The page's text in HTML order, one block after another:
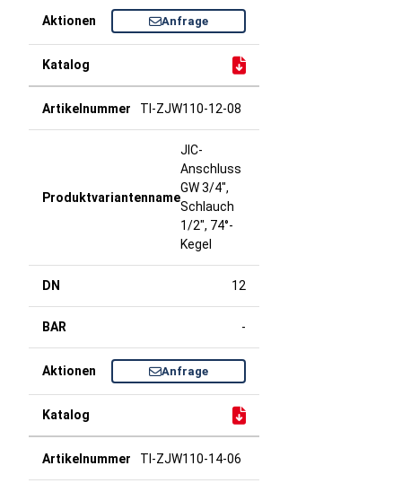
Anfrage
TI-ZJW110-12-08
JIC-
Anschluss
GW 3/4",
Schlauch
1/2", 74°-
Kegel
12
-
Anfrage
TI-ZJW110-14-06